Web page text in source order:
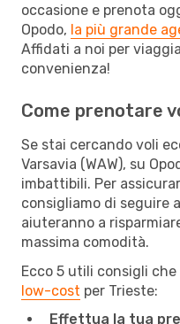
occasione e prenota
Opodo, la più grande
Affidati a noi per
convenienza!
Come prenotare
Se stai cercando voli
Varsavia (WAW), su
imbattibili. Per
consigliamo di seguire
aiuteranno a
massima comodità.
Ecco 5 utili consigli
low-cost per Trieste:
Effettua la tua